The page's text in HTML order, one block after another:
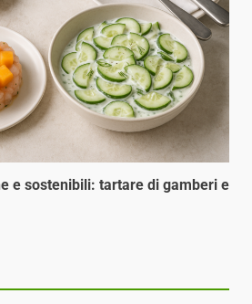
e sostenibili: tartare di gamberi e